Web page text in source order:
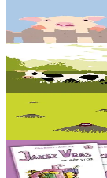
TES
Loened ar
Speuñial a reont,
chom pe dozviñ
c’helenner Tastu
16,00 €
6 vloaz hag
TES